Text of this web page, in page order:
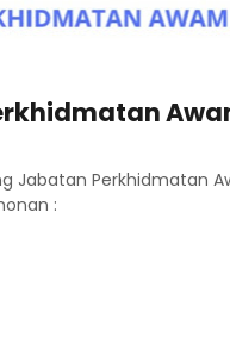
Jabatan Perkhidmatan
: